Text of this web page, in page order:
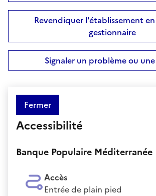
Revendiquer l'établissement
gestionnaire
Signaler un problème ou
Fermer
Accessibilité
Banque Populaire Méditerranée
Accès
Entrée de plain pied